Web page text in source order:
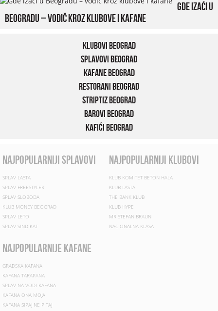
Gde izaći u
Beogradu – vodič kroz klubove i kafane
Klubovi Beograd
Splavovi Beograd
Kafane Beograd
Restorani Beograd
Striptiz Beograd
Barovi Beograd
Kafići Beograd
najpopularniji splavovi
SPLAV LASTA
SPLAV FREESTYLER
SPLAV SLOBODA
KLUB MONEY BEOGRAD
SPLAV LETO
SPLAV SINDIKAT
najpopularniji klubovi
KLUB KOMITET BETON HALA
KLUB LASTA
THE BANK KLUB
KLUB HYPE
MR STEFAN BRAUN
NACIONALNA KLASA
najpopularnije kafane
GRADSKA KAFANA
KAFANA TARAPANA
SPLAV NA VODI KAFANA
KAFANA ONA MOJA
KAFANA SIPAJ NE PITAJ